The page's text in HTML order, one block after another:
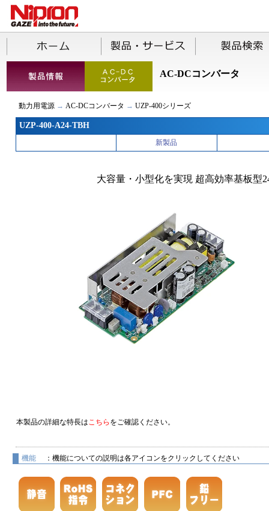
AC-DCコンバータ
動力用電源→ AC-DCコンバータ → UZP-400シリーズ
UZP-400-A24-TBH
新製品
大容量・小型化を実現 超高効率基板型
本製品の詳細な特長はこちら をご確認ください。
機能 ：機能についての説明は各アイコンをクリックしてください